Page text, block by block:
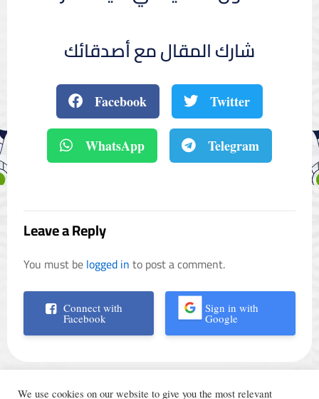
شارك المقال مع أصدقائك
Facebook Twitter
WhatsApp Telegram
Leave a Reply
You must belogged into post a comment.
Connect with
Facebook
Sign in with
Google
We use cookies on our website to give you the most relevant